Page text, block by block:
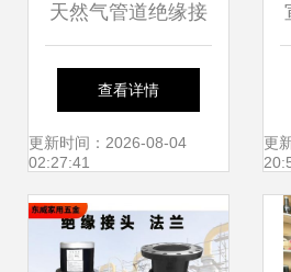
天然气管道绝缘接
头与非绝缘法兰的
专业生产厂家探析
查看详情
更新时间：2026-08-04
02:27:41
更